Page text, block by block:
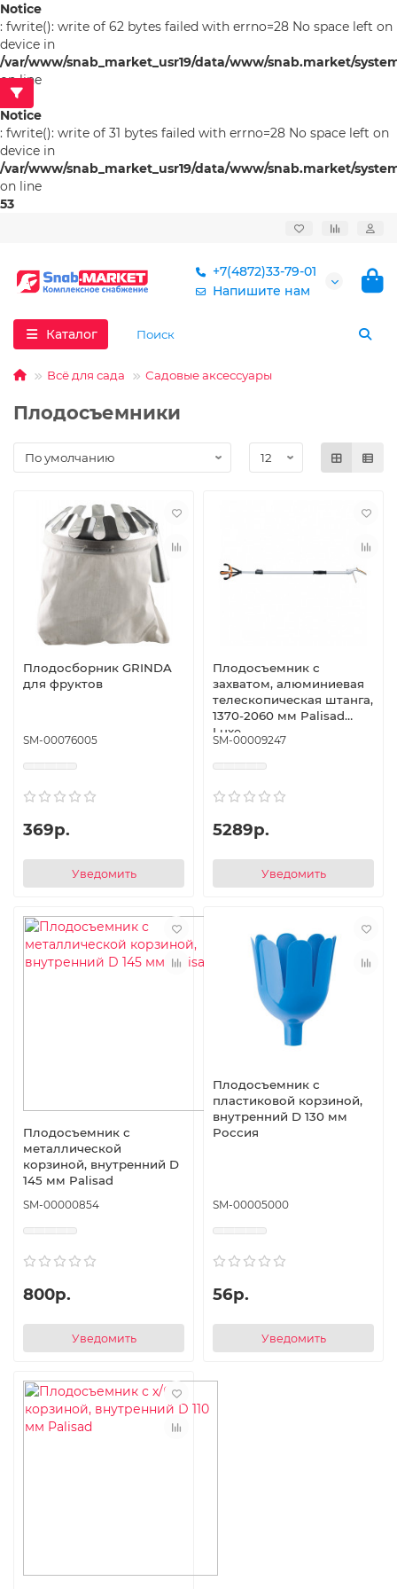
Notice
: fwrite(): write of 62 bytes failed with errno=28 No space left on
device in
/var/www/snab_market_usr19/data/www/snab.market/
on line
53
Notice
: fwrite(): write of 31 bytes failed with errno=28 No space left on
device in
/var/www/snab_market_usr19/data/www/snab.market/
on line
53
+7(4872)33-79-01
Напишите нам
Каталог
Всё для сада Садовые аксессуары
Плодосъемники
Плодосборник GRINDA
для фруктов
SM-00076005
369р.
Уведомить
Плодосъемник с
захватом, алюминиевая
телескопическая штанга,
1370-2060 мм Palisad
Luxe
SM-00009247
5289р.
Уведомить
Плодосъемник с
металлической
корзиной, внутренний D
145 мм Palisad
SM-00000854
800р.
Уведомить
Плодосъемник с
пластиковой корзиной,
внутренний D 130 мм
Россия
SM-00005000
56р.
Уведомить